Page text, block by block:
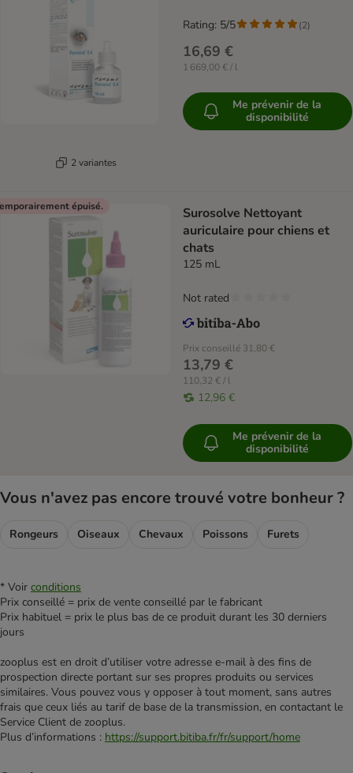
2 variantes
16,69 €
1 669,00 € / l
Rating: 5/5 (2)
Me prévenir de la
disponibilité
épuisé.
Surosolve Nettoyant
auriculaire pour chiens et
chats
125 mL
Prix conseillé 31,80 €
13,79 €
110,32 € / l
12,96 €
Not rated
Me prévenir de la
disponibilité
Vous n'avez pas encore trouvé votre bonheur ?
Rongeurs Oiseaux Chevaux Poissons Furets
* Voir conditions
Prix conseillé = prix de vente conseillé par le fabricant
Prix habituel = prix le plus bas de ce produit durant les 30 derniers
jours
zooplus est en droit d’utiliser votre adresse e‑mail à des fins de
prospection directe portant sur ses propres produits ou services
similaires. Vous pouvez vous y opposer à tout moment, sans autres
frais que ceux liés au tarif de base de la transmission, en contactant le
Service Client de zooplus.
Plus d’informations : https://support.bitiba.fr/fr/support/home